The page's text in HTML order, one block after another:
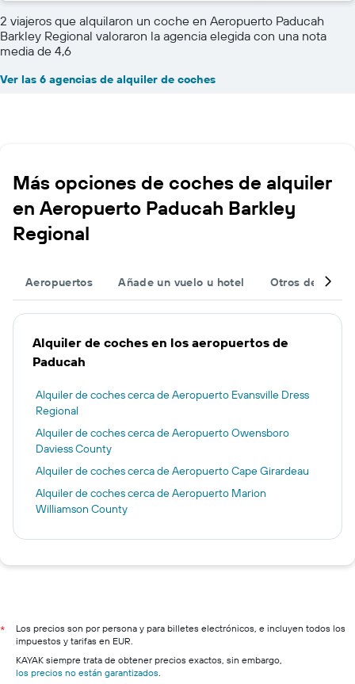
2 viajeros que alquilaron un coche en Aeropuerto Paducah
Barkley Regional valoraron la agencia elegida con una nota
media de 4,6
Ver las 6 agencias de alquiler de coches
Más opciones de coches de alquiler
en Aeropuerto Paducah Barkley
Regional
Aeropuertos Añade un vuelo u hotel Otros destinos
Alquiler de coches en los aeropuertos de
Paducah
Alquiler de coches cerca de Aeropuerto Evansville Dress
Regional
Alquiler de coches cerca de Aeropuerto Owensboro
Daviess County
Alquiler de coches cerca de Aeropuerto Cape Girardeau
Alquiler de coches cerca de Aeropuerto Marion
Williamson County
*
Los precios son por persona y para billetes electrónicos, e incluyen todos los
impuestos y tarifas en EUR.
KAYAK siempre trata de obtener precios exactos, sin embargo,
los precios no están garantizados